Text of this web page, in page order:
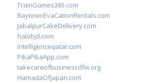
TrainGames365.com
BaytownEvaCationRentals.com
JabalpurCakeDelivery.com
halobjd.com
intelligenceqatar.com
PikaPikaApp.com
takecareofbusinessdfw.org
HamadaOfJapan.com